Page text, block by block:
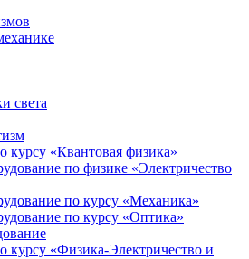
света
курсу «Квантовая физика»
по физике «Электричество
по курсу «Механика»
по курсу «Оптика»
курсу «Физика-Электричество и